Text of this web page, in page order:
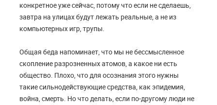
конкретное уже сейчас, потому что если не сделаешь,
завтра на улицах будут лежать реальные, а не из
компьютерных игр, трупы.
Общая беда напоминает, что мы не бессмысленное
скопление разрозненных атомов, а какое ни есть
общество. Плохо, что для осознания этого нужны
такие сильнодействующие средства, как эпидемия,
война, смерть. Но что делать, если по-другому люди не